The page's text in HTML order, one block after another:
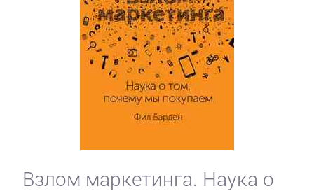
Взлом маркетинга. Наука о